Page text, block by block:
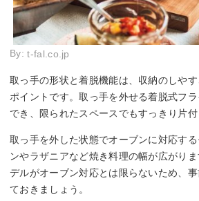
By:t-fal.co.jp
取っ手の形状と着脱機能は、収納のしや
ポイントです。取っ手を外せる着脱式フ
でき、限られたスペースでもすっきり片付
取っ手を外した状態でオーブンに対応す
ンやラザニアなど焼き料理の幅が広がり
デルがオーブン対応とは限らないため、
ておきましょう。